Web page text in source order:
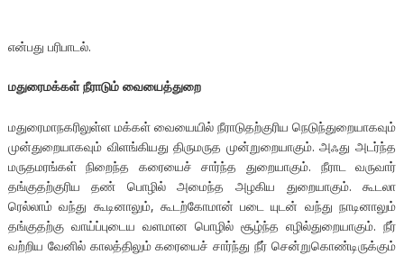
என்பது பரிபாடல்.
மதுரைமக்கள் நீராடும் வையைத்துறை
மதுரைமாநகரிலுள்ள மக்கள் வையையில் நீராடுதற்குரிய நெடுந்துறையாகவும்
முன்துறையாகவும் விளங்கியது திருமருத முன்றுறையாகும். அஃது அடர்ந்த
மருதமரங்கள் நிறைந்த கரையைச் சார்ந்த துறையாகும். நீராட வருவார்
தங்குதற்குரிய தண் பொழில் அமைந்த அழகிய துறையாகும். கூடலா
ரெல்லாம் வந்து கூடினாலும், கூடற்கோமான் படை யுடன் வந்து நாடினாலும்
தங்குதற்கு வாய்ப்புடைய வளமான பொழில் சூழ்ந்த எழில்துறையாகும். நீர்
வற்றிய வேனில் காலத்திலும் கரையைச் சார்ந்து நீர் சென்றுகொண்டிருக்கும்